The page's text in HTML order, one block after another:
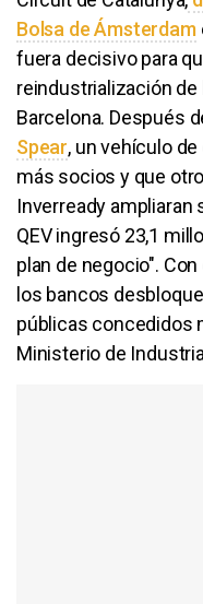
Bolsa de Ámsterdam
fuera decisivo para
reindustrialización
Barcelona. Después
Spear, un vehículo
más socios y que
Inverready ampliaran
QEV ingresó 23,1
plan de negocio".
los bancos
públicas concedidos
Ministerio de